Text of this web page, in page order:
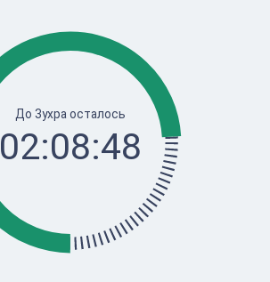
До Зухра осталось
02:08:48